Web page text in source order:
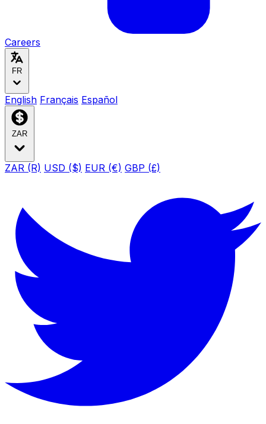
Careers
FR
English Français Español
ZAR
ZAR (R) USD ($) EUR (€) GBP (£)